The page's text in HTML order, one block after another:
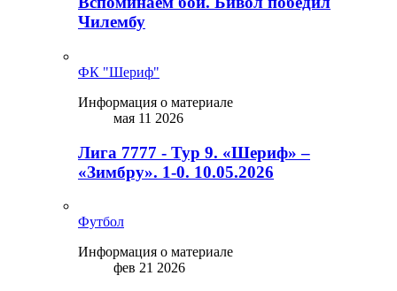
Чилембу
ФК "Шериф"
Информация о материале
мая 11 2026
Лига 7777 - Тур 9. «Шериф» –
«Зимбру». 1-0. 10.05.2026
Футбол
Информация о материале
фев 21 2026